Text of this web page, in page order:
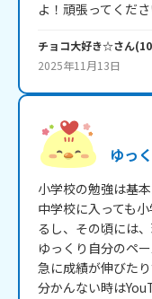
チョコ大好き☆さん(10
2025年11月13日
ゆっ
小学校の勉強は基
中学校に入っても
るし、その頃には
ゆっくり自分のペ
急に成績が伸びた
分かんない時は